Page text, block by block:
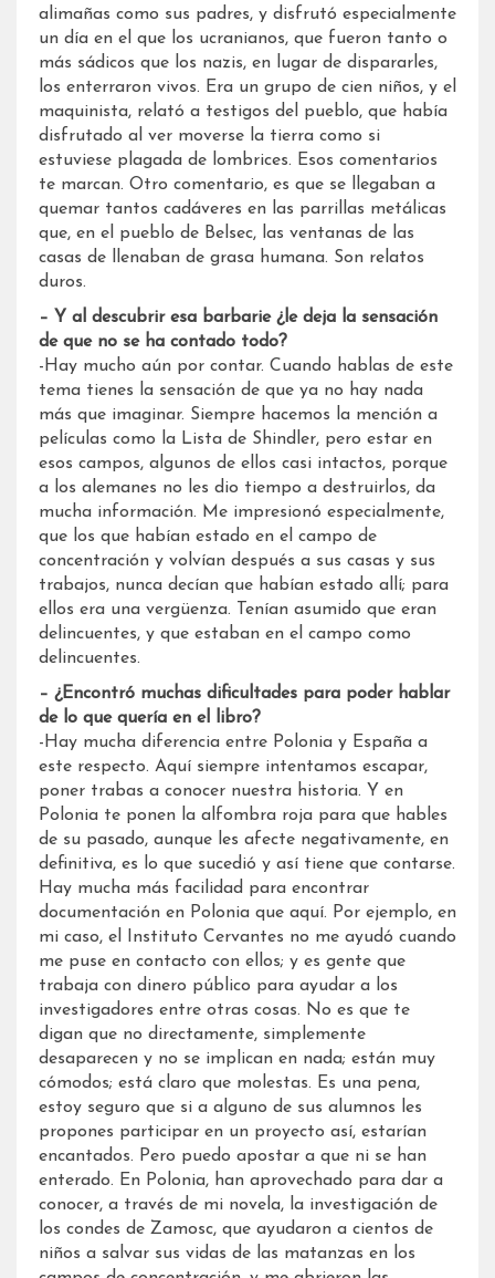
alimañas como sus padres, y disfrutó especialmente
un día en el que los ucranianos, que fueron tanto o
más sádicos que los nazis, en lugar de dispararles,
los enterraron vivos. Era un grupo de cien niños, y el
maquinista, relató a testigos del pueblo, que había
disfrutado al ver moverse la tierra como si
estuviese plagada de lombrices. Esos comentarios
te marcan. Otro comentario, es que se llegaban a
quemar tantos cadáveres en las parrillas metálicas
que, en el pueblo de Belsec, las ventanas de las
casas de llenaban de grasa humana. Son relatos
duros.
– Y al descubrir esa barbarie ¿le deja la sensación
de que no se ha contado todo?
-Hay mucho aún por contar. Cuando hablas de este
tema tienes la sensación de que ya no hay nada
más que imaginar. Siempre hacemos la mención a
películas como la Lista de Shindler, pero estar en
esos campos, algunos de ellos casi intactos, porque
a los alemanes no les dio tiempo a destruirlos, da
mucha información. Me impresionó especialmente,
que los que habían estado en el campo de
concentración y volvían después a sus casas y sus
trabajos, nunca decían que habían estado allí; para
ellos era una vergüenza. Tenían asumido que eran
delincuentes, y que estaban en el campo como
delincuentes.
– ¿Encontró muchas dificultades para poder hablar
de lo que quería en el libro?
-Hay mucha diferencia entre Polonia y España a
este respecto. Aquí siempre intentamos escapar,
poner trabas a conocer nuestra historia. Y en
Polonia te ponen la alfombra roja para que hables
de su pasado, aunque les afecte negativamente, en
definitiva, es lo que sucedió y así tiene que contarse.
Hay mucha más facilidad para encontrar
documentación en Polonia que aquí. Por ejemplo, en
mi caso, el Instituto Cervantes no me ayudó cuando
me puse en contacto con ellos; y es gente que
trabaja con dinero público para ayudar a los
investigadores entre otras cosas. No es que te
digan que no directamente, simplemente
desaparecen y no se implican en nada; están muy
cómodos; está claro que molestas. Es una pena,
estoy seguro que si a alguno de sus alumnos les
propones participar en un proyecto así, estarían
encantados. Pero puedo apostar a que ni se han
enterado. En Polonia, han aprovechado para dar a
conocer, a través de mi novela, la investigación de
los condes de Zamosc, que ayudaron a cientos de
niños a salvar sus vidas de las matanzas en los